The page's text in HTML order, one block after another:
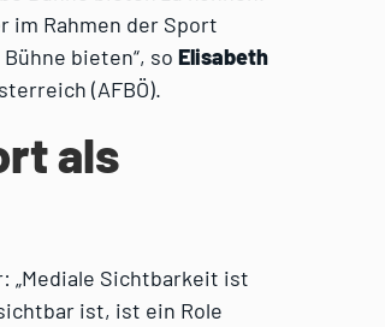
im Rahmen der Sport
bieten“, so Elisabeth
(AFBÖ).
als
„Mediale Sichtbarkeit ist
ist, ist ein Role